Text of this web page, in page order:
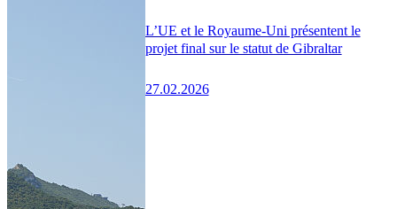
L’UE et le Royaume-Uni présentent le
projet final sur le statut de Gibraltar
27.02.2026